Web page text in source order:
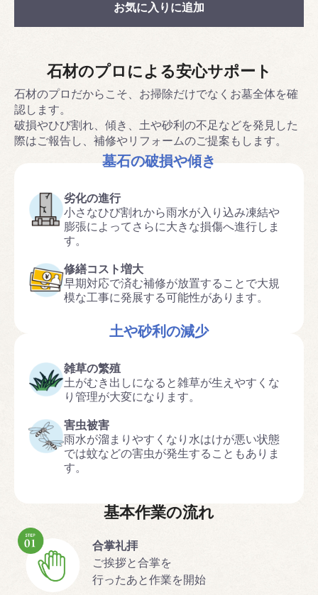
お気に入りに追加
石材のプロによる安心サポート
石材のプロだからこそ、お掃除だけでなくお墓全体を確
認します。
破損やひび割れ、傾き、土や砂利の不足などを発見した
際はご報告し、補修やリフォームのご提案もします。
墓石の破損や傾き
劣化の進行
小さなひび割れから雨水が入り込み凍結や
膨張によってさらに大きな損傷へ進行しま
す。
修繕コスト増大
早期対応で済む補修が放置することで大規
模な工事に発展する可能性があります。
土や砂利の減少
雑草の繁殖
土がむき出しになると雑草が生えやすくな
り管理が大変になります。
害虫被害
雨水が溜まりやすくなり水はけが悪い状態
では蚊などの害虫が発生することもありま
す。
基本作業の流れ
合掌礼拝
ご挨拶と合掌を
行ったあと作業を開始